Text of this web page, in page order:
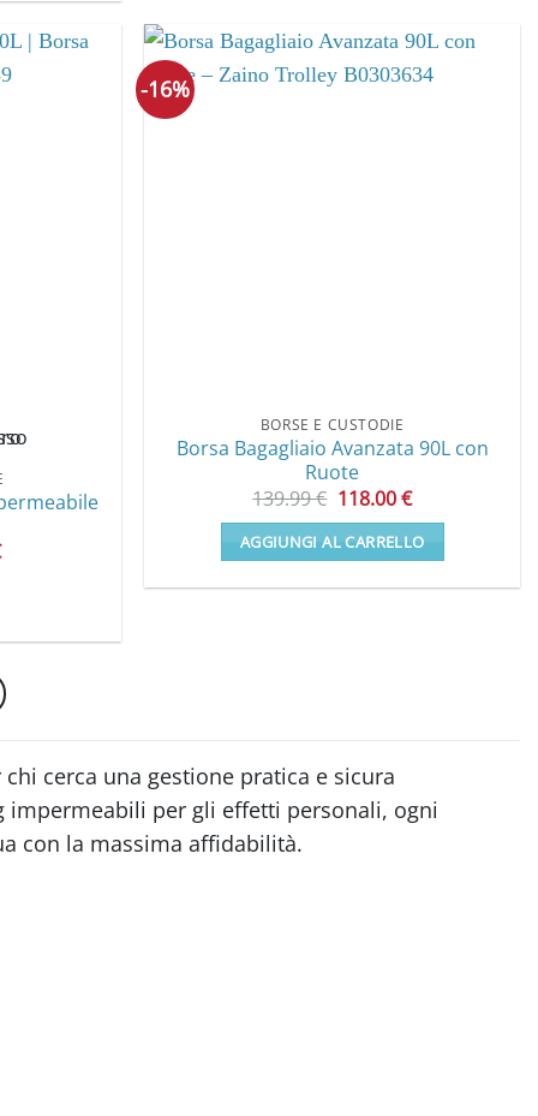
ha
più
Il
-16%
BORSE E CUSTODIE
Borsa Bagagliaio Avanzata 90L con
Ruote
139.99€ Il
prezzo
originale
era:
139.99 €.
118.00€Il
prezzo
attuale
è:
118.00 €.
AGGIUNGI AL CARRELLO
cerca una gestione pratica e sicura
impermeabili per gli effetti personali, ogni
con la massima affidabilità.